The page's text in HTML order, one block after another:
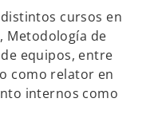
cursos en
Metodología de
equipos, entre
como relator en
internos como